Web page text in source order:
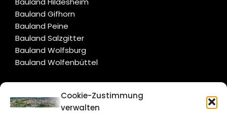
Cookie-Zustimmung
verwalten
Bauland Gifhorn
Bauland Peine
Bauland Salzgitter
Bauland Wolfsburg
Bauland Wolfenbüttel
CITYLIFE!